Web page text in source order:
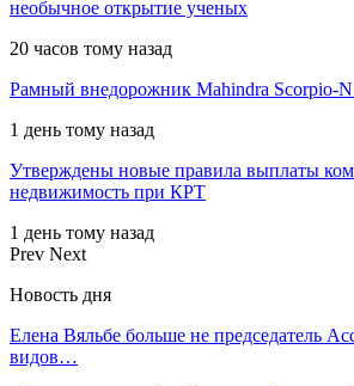
необычное открытие ученых
20 часов тому назад
Рамный внедорожник Mahindra Scorpio-N
1 день тому назад
Утверждены новые правила выплаты
недвижимость при КРТ
1 день тому назад
Prev Next
Новость дня
Елена Вяльбе больше не председатель
видов…